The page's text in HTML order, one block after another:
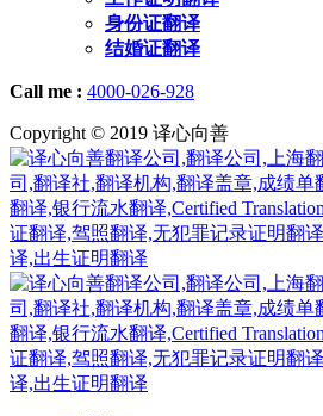
身份证翻译
结婚证翻译
Call me : 4000-026-928
Copyright © 2019 译心向善